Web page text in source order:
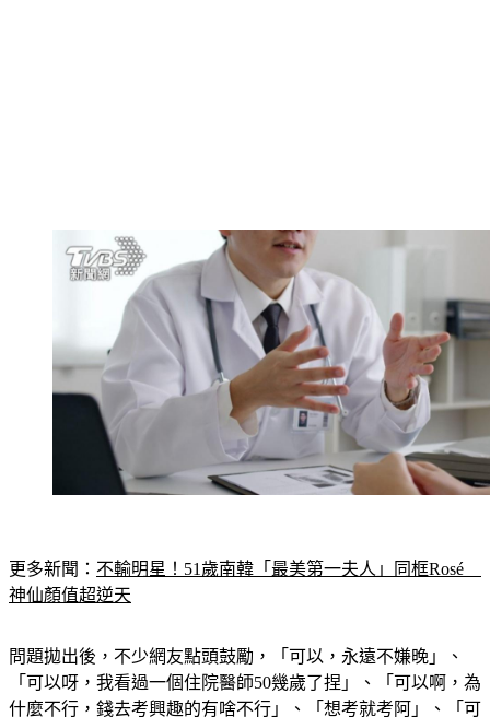
神仙顏值超逆天
「可以呀，我看過一個住院醫師50幾歲了捏」、「可以啊，為
什麼不行，錢去考興趣的有啥不行」、「想考就考阿」、「可
以，去做吧，沒多少時間可以耽擱了」。也有網友擔心，「40